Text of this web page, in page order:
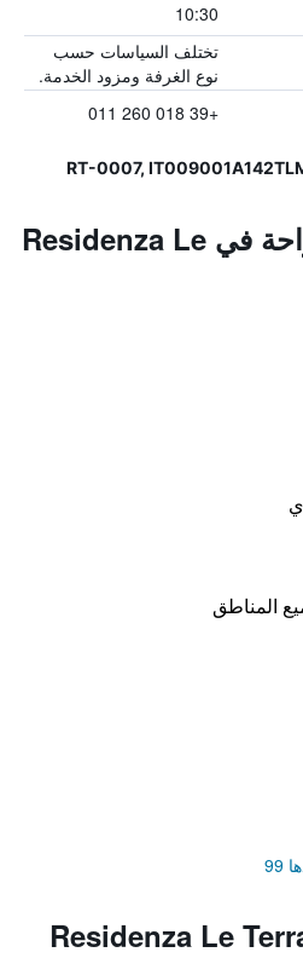
10:30
تختلف السياسات حسب
نوع الغرفة ومزود الخدمة.
+39 018 260 011
المزايا ووسائل الراحة في Residenza Le
المناطق